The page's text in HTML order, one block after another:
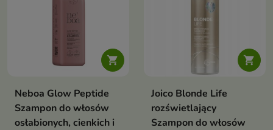

Neboa Glow Peptide
Szampon do włosów
osłabionych, cienkich i

Joico Blonde Life
rozświetlający
Szampon do włosów